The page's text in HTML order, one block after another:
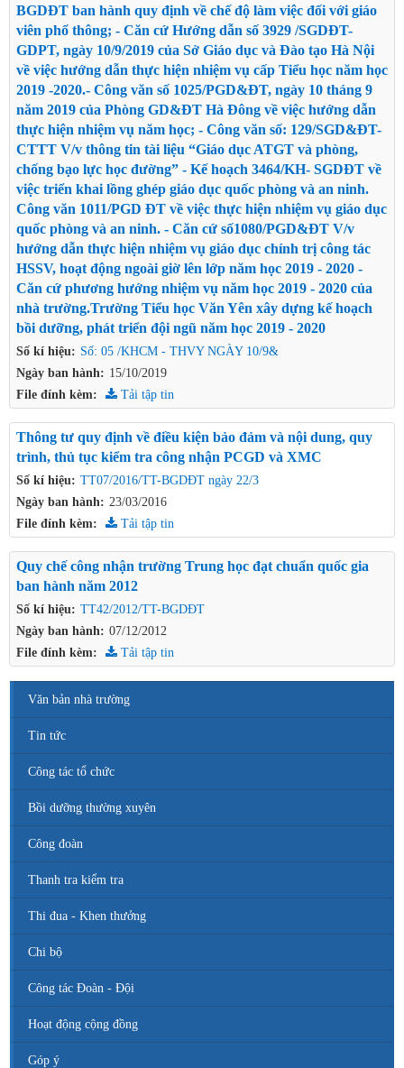
Số kí hiệu: Số: 05 /KHCM - THVY NGÀY 10/9&
Ngày ban hành: 15/10/2019
BGDĐT ban hành quy định về chế độ làm việc đối với giáo
viên phổ thông; - Căn cứ Hướng dẫn số 3929 /SGDĐT-
GDPT, ngày 10/9/2019 của Sở Giáo dục và Đào tạo Hà Nội
về việc hướng dẫn thực hiện nhiệm vụ cấp Tiểu học năm học
2019 -2020.- Công văn số 1025/PGD&ĐT, ngày 10 tháng 9
năm 2019 của Phòng GD&ĐT Hà Đông về việc hướng dẫn
thực hiện nhiệm vụ năm học; - Công văn số: 129/SGD&ĐT-
CTTT V/v thông tin tài liệu “Giáo dục ATGT và phòng,
chống bạo lực học đường” - Kế hoạch 3464/KH- SGDĐT về
việc triển khai lồng ghép giáo dục quốc phòng và an ninh.
Công văn 1011/PGD ĐT về việc thực hiện nhiệm vụ giáo dục
quốc phòng và an ninh. - Căn cứ số1080/PGD&ĐT V/v
hướng dẫn thực hiện nhiệm vụ giáo dục chính trị công tác
HSSV, hoạt động ngoài giờ lên lớp năm học 2019 - 2020 -
Căn cứ phương hướng nhiệm vụ năm học 2019 - 2020 của
nhà trường.Trường Tiểu học Văn Yên xây dựng kế hoạch
bồi dưỡng, phát triển đội ngũ năm học 2019 - 2020
File đính kèm: Tải tập tin
Số kí hiệu: TT07/2016/TT-BGDĐT ngày 22/3
Ngày ban hành: 23/03/2016
Thông tư quy định về điều kiện bảo đảm và nội dung, quy
trình, thủ tục kiểm tra công nhận PCGD và XMC
File đính kèm: Tải tập tin
Số kí hiệu: TT42/2012/TT-BGDĐT
Ngày ban hành: 07/12/2012
Quy chế công nhận trường Trung học đạt chuẩn quốc gia
ban hành năm 2012
File đính kèm: Tải tập tin
Văn bản nhà trường
Tin tức
Công tác tổ chức
Bồi dưỡng thường xuyên
Công đoàn
Thanh tra kiểm tra
Thi đua - Khen thưởng
Chi bộ
Công tác Đoàn - Đội
Hoạt động cộng đồng
Góp ý